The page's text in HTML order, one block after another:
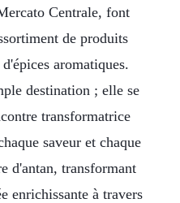
Centrale, font
de produits
aromatiques.
destination ; elle se
transformatrice
saveur et chaque
d'antan, transformant
enrichissante à travers